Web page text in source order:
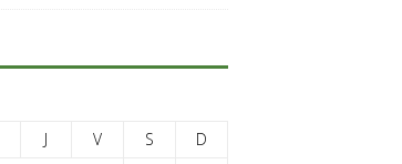
J V S
D